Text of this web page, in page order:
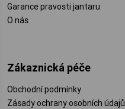
Garance pravosti jantaru
O nás
Zákaznická péče
Obchodní podmínky
Zásady ochrany osobních údajů